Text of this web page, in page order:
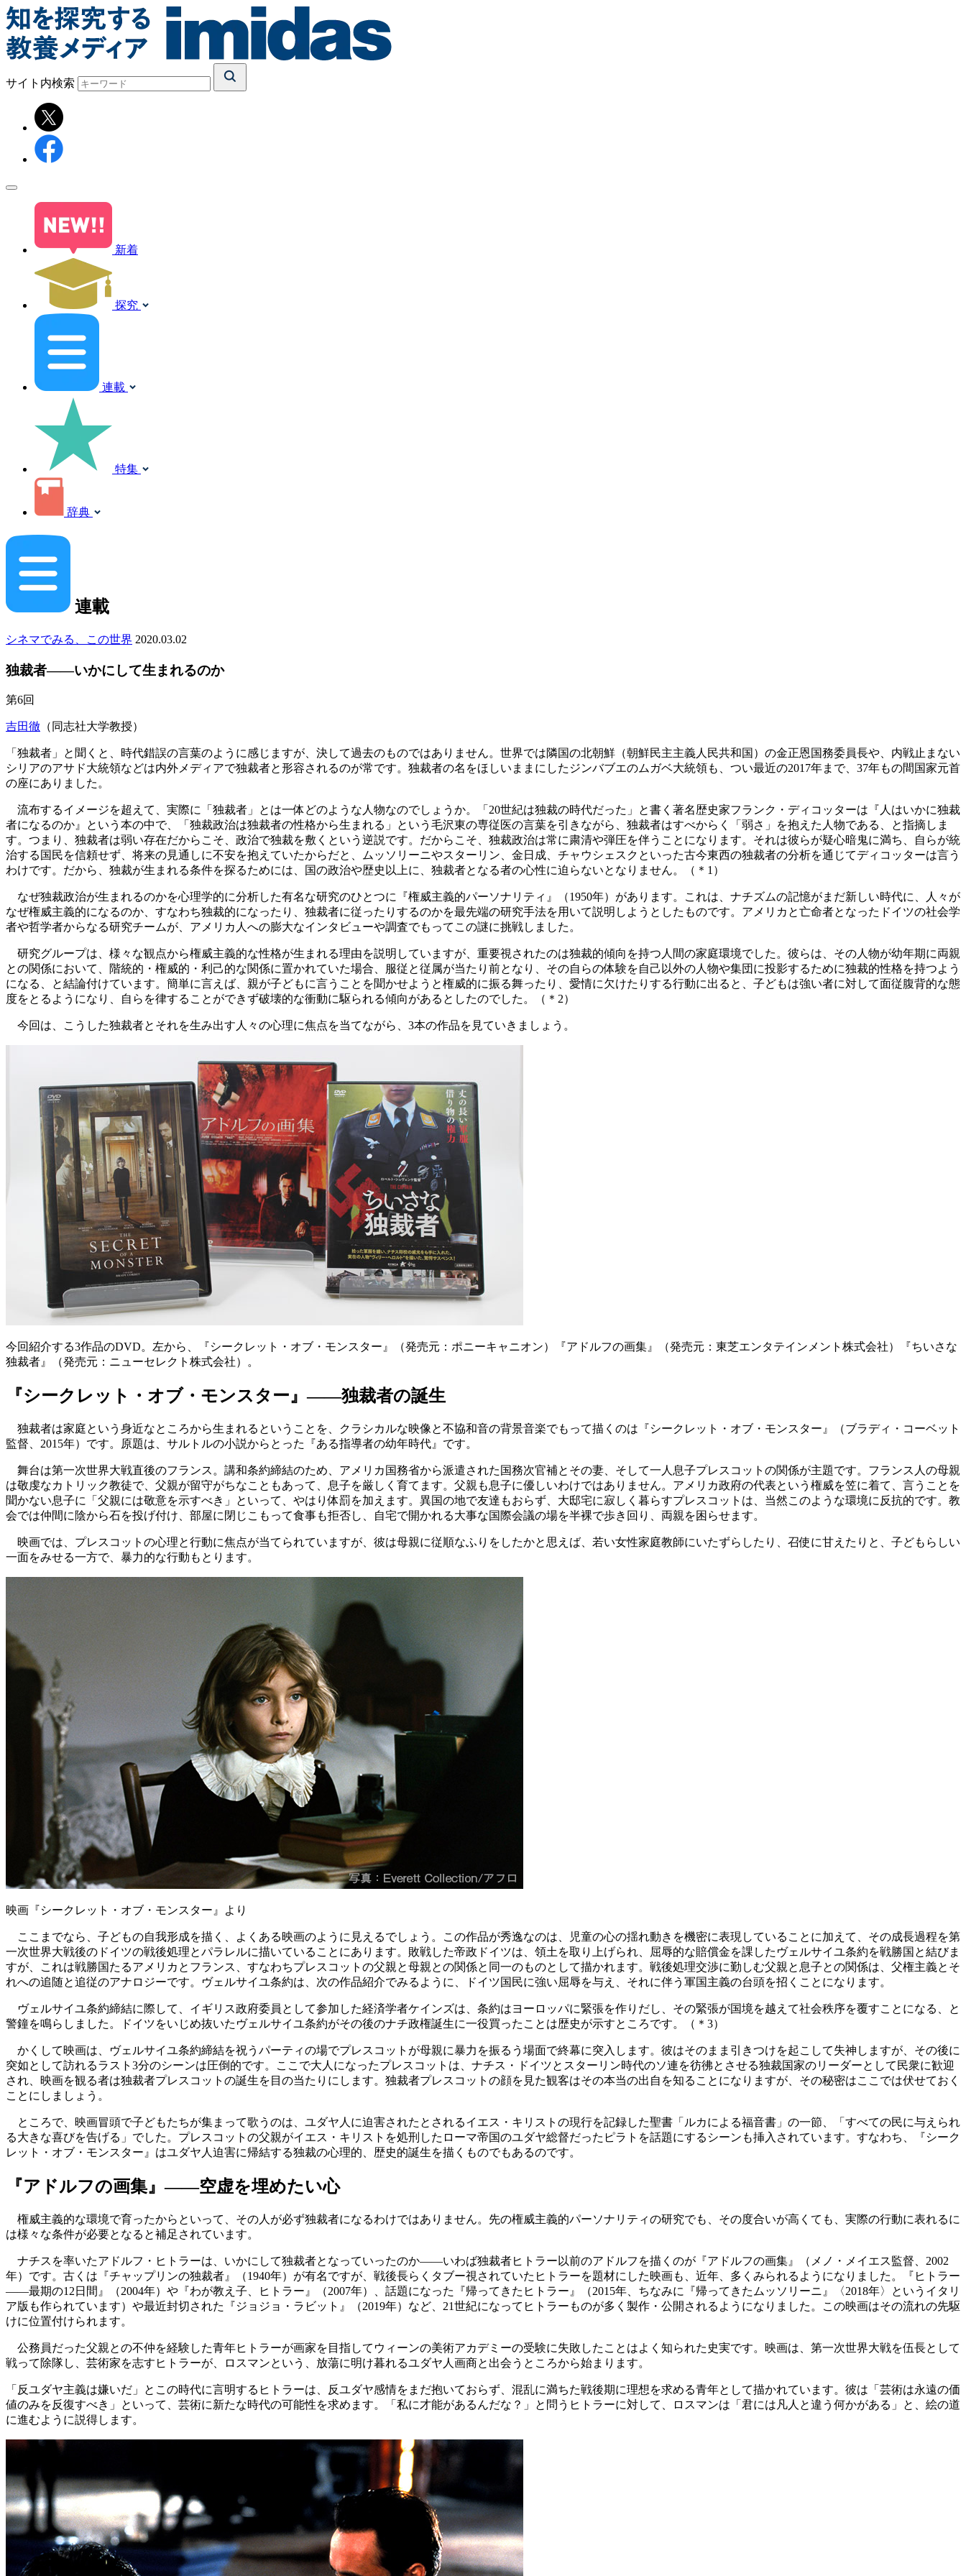
サイト内検索
新着
探究
連載
特集
辞典
連載
シネマでみる、この世界 2020.03.02
独裁者――いかにして生まれるのか
第6回
吉田徹 （同志社大学教授）
「独裁者」と聞くと、時代錯誤の言葉のように感じますが、決して過去のものではありません。世界では隣国の北朝鮮（朝鮮民主主義人民共和国）の金正恩国務委員長や、内戦止まない
シリアのアサド大統領などは内外メディアで独裁者と形容されるのが常です。独裁者の名をほしいままにしたジンバブエのムガベ大統領も、つい最近の2017年まで、37年もの間国家元首
の座にありました。
流布するイメージを超えて、実際に「独裁者」とは一体どのような人物なのでしょうか。「20世紀は独裁の時代だった」と書く著名歴史家フランク・ディコッターは『人はいかに独裁
者になるのか』という本の中で、「独裁政治は独裁者の性格から生まれる」という毛沢東の専従医の言葉を引きながら、独裁者はすべからく「弱さ」を抱えた人物である、と指摘しま
す。つまり、独裁者は弱い存在だからこそ、政治で独裁を敷くという逆説です。だからこそ、独裁政治は常に粛清や弾圧を伴うことになります。それは彼らが疑心暗鬼に満ち、自らが統
治する国民を信頼せず、将来の見通しに不安を抱えていたからだと、ムッソリーニやスターリン、金日成、チャウシェスクといった古今東西の独裁者の分析を通じてディコッターは言う
わけです。だから、独裁が生まれる条件を探るためには、国の政治や歴史以上に、独裁者となる者の心性に迫らないとなりません。
（＊1）
なぜ独裁政治が生まれるのかを心理学的に分析した有名な研究のひとつに『権威主義的パーソナリティ』（1950年）があります。これは、ナチズムの記憶がまだ新しい時代に、人々が
なぜ権威主義的になるのか、すなわち独裁的になったり、独裁者に従ったりするのかを最先端の研究手法を用いて説明しようとしたものです。アメリカと亡命者となったドイツの社会学
者や哲学者からなる研究チームが、アメリカ人への膨大なインタビューや調査でもってこの謎に挑戦しました。
研究グループは、様々な観点から権威主義的な性格が生まれる理由を説明していますが、重要視されたのは独裁的傾向を持つ人間の家庭環境でした。彼らは、その人物が幼年期に両親
との関係において、階統的・権威的・利己的な関係に置かれていた場合、服従と従属が当たり前となり、その自らの体験を自己以外の人物や集団に投影するために独裁的性格を持つよう
になる、と結論付けています。簡単に言えば、親が子どもに言うことを聞かせようと権威的に振る舞ったり、愛情に欠けたりする行動に出ると、子どもは強い者に対して面従腹背的な態
度をとるようになり、自らを律することができず破壊的な衝動に駆られる傾向があるとしたのでした。
（＊2）
今回は、こうした独裁者とそれを生み出す人々の心理に焦点を当てながら、3本の作品を見ていきましょう。
今回紹介する3作品のDVD。左から、『シークレット・オブ・モンスター』（発売元：ポニーキャニオン）『アドルフの画集』（発売元：東芝エンタテインメント株式会社）『ちいさな
独裁者』（発売元：ニューセレクト株式会社）。
『シークレット・オブ・モンスター』――独裁者の誕生
独裁者は家庭という身近なところから生まれるということを、クラシカルな映像と不協和音の背景音楽でもって描くのは『シークレット・オブ・モンスター』（ブラディ・コーベット
監督、2015年）です。原題は、サルトルの小説からとった『ある指導者の幼年時代』です。
舞台は第一次世界大戦直後のフランス。講和条約締結のため、アメリカ国務省から派遣された国務次官補とその妻、そして一人息子プレスコットの関係が主題です。フランス人の母親
は敬虔なカトリック教徒で、父親が留守がちなこともあって、息子を厳しく育てます。父親も息子に優しいわけではありません。アメリカ政府の代表という権威を笠に着て、言うことを
聞かない息子に「父親には敬意を示すべき」といって、やはり体罰を加えます。異国の地で友達もおらず、大邸宅に寂しく暮らすプレスコットは、当然このような環境に反抗的です。教
会では仲間に陰から石を投げ付け、部屋に閉じこもって食事も拒否し、自宅で開かれる大事な国際会議の場を半裸で歩き回り、両親を困らせます。
映画では、プレスコットの心理と行動に焦点が当てられていますが、彼は母親に従順なふりをしたかと思えば、若い女性家庭教師にいたずらしたり、召使に甘えたりと、子どもらしい
一面をみせる一方で、暴力的な行動もとります。
映画『シークレット・オブ・モンスター』より
ここまでなら、子どもの自我形成を描く、よくある映画のように見えるでしょう。この作品が秀逸なのは、児童の心の揺れ動きを機密に表現していることに加えて、その成長過程を第
一次世界大戦後のドイツの戦後処理とパラレルに描いていることにあります。敗戦した帝政ドイツは、領土を取り上げられ、屈辱的な賠償金を課したヴェルサイユ条約を戦勝国と結びま
すが、これは戦勝国たるアメリカとフランス、すなわちプレスコットの父親と母親との関係と同一のものとして描かれます。戦後処理交渉に勤しむ父親と息子との関係は、父権主義とそ
れへの追随と追従のアナロジーです。ヴェルサイユ条約は、次の作品紹介でみるように、ドイツ国民に強い屈辱を与え、それに伴う軍国主義の台頭を招くことになります。
ヴェルサイユ条約締結に際して、イギリス政府委員として参加した経済学者ケインズは、条約はヨーロッパに緊張を作りだし、その緊張が国境を越えて社会秩序を覆すことになる、と
警鐘を鳴らしました。ドイツをいじめ抜いたヴェルサイユ条約がその後のナチ政権誕生に一役買ったことは歴史が示すところです。
（＊3）
かくして映画は、ヴェルサイユ条約締結を祝うパーティの場でプレスコットが母親に暴力を振るう場面で終幕に突入します。彼はそのまま引きつけを起こして失神しますが、その後に
突如として訪れるラスト3分のシーンは圧倒的です。ここで大人になったプレスコットは、ナチス・ドイツとスターリン時代のソ連を彷彿とさせる独裁国家のリーダーとして民衆に歓迎
され、映画を観る者は独裁者プレスコットの誕生を目の当たりにします。独裁者プレスコットの顔を見た観客はその本当の出自を知ることになりますが、その秘密はここでは伏せておく
ことにしましょう。
ところで、映画冒頭で子どもたちが集まって歌うのは、ユダヤ人に迫害されたとされるイエス・キリストの現行を記録した聖書「ルカによる福音書」の一節、「すべての民に与えられ
る大きな喜びを告げる」でした。プレスコットの父親がイエス・キリストを処刑したローマ帝国のユダヤ総督だったピラトを話題にするシーンも挿入されています。すなわち、『シーク
レット・オブ・モンスター』はユダヤ人迫害に帰結する独裁の心理的、歴史的誕生を描くものでもあるのです。
『アドルフの画集』――空虚を埋めたい心
権威主義的な環境で育ったからといって、その人が必ず独裁者になるわけではありません。先の権威主義的パーソナリティの研究でも、その度合いが高くても、実際の行動に表れるに
は様々な条件が必要となると補足されています。
ナチスを率いたアドルフ・ヒトラーは、いかにして独裁者となっていったのか――いわば独裁者ヒトラー以前のアドルフを描くのが『アドルフの画集』（メノ・メイエス監督、2002
年）です。古くは『チャップリンの独裁者』（1940年）が有名ですが、戦後長らくタブー視されていたヒトラーを題材にした映画も、近年、多くみられるようになりました。『ヒトラー
――最期の12日間』（2004年）や『わが教え子、ヒトラー』（2007年）、話題になった『帰ってきたヒトラー』（2015年、ちなみに『帰ってきたムッソリーニ』〈2018年〉というイタリ
ア版も作られています）や最近封切された『ジョジョ・ラビット』（2019年）など、21世紀になってヒトラーものが多く製作・公開されるようになりました。この映画はその流れの先駆
けに位置付けられます。
公務員だった父親との不仲を経験した青年ヒトラーが画家を目指してウィーンの美術アカデミーの受験に失敗したことはよく知られた史実です。映画は、第一次世界大戦を伍長として
戦って除隊し、芸術家を志すヒトラーが、ロスマンという、放蕩に明け暮れるユダヤ人画商と出会うところから始まります。
「反ユダヤ主義は嫌いだ」とこの時代に言明するヒトラーは、反ユダヤ感情をまだ抱いておらず、混乱に満ちた戦後期に理想を求める青年として描かれています。彼は「芸術は永遠の価
値のみを反復すべき」といって、芸術に新たな時代の可能性を求めます。「私に才能があるんだな？」と問うヒトラーに対して、ロスマンは「君には凡人と違う何かがある」と、絵の道
に進むように説得します。